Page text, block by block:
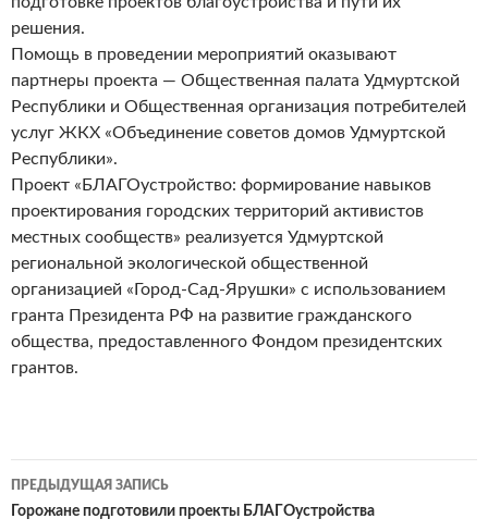
решения.
Помощь в проведении мероприятий оказывают
партнеры проекта — Общественная палата Удмуртской
Республики и Общественная организация потребителей
услуг ЖКХ «Объединение советов домов Удмуртской
Республики».
Проект «БЛАГОустройство: формирование навыков
проектирования городских территорий активистов
местных сообществ» реализуется Удмуртской
региональной экологической общественной
организацией «Город-Сад-Ярушки» с использованием
гранта Президента РФ на развитие гражданского
общества, предоставленного Фондом президентских
грантов.
Навигация
по
ПРЕДЫДУЩАЯ ЗАПИСЬ
Горожане подготовили проекты БЛАГОустройства